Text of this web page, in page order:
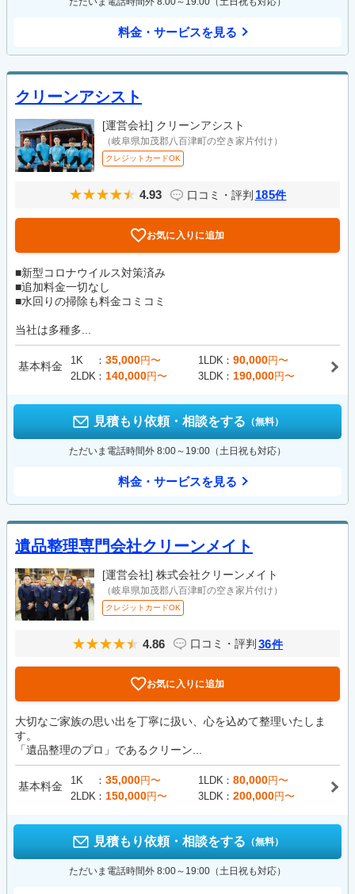
料金・サービスを見る
クリーンアシスト
[運営会社] クリーンアシスト
（岐阜県加茂郡八百津町の空き家片付け）
クレジットカードOK
4.93 口コミ・評判 185件
お気に入りに追加
■新型コロナウイルス対策済み
■追加料金一切なし
■水回りの掃除も料金コミコミ
当社は多種多...
基本料金 1K 35,000円〜 1LDK 90,000円〜
2LDK
140,000円〜 3LDK 190,000円〜
見積もり依頼・相談をする （無料）
ただいま電話時間外 8:00～19:00（土日祝も対応）
料金・サービスを見る
遺品整理専門会社クリーンメイト
[運営会社] 株式会社クリーンメイト
（岐阜県加茂郡八百津町の空き家片付け）
クレジットカードOK
4.86 口コミ・評判 36件
お気に入りに追加
大切なご家族の思い出を丁寧に扱い、心を込めて整理いたしま
す。
「遺品整理のプロ」であるクリーン...
基本料金 1K 35,000円〜 1LDK 80,000円〜
2LDK
150,000円〜 3LDK 200,000円〜
見積もり依頼・相談をする （無料）
ただいま電話時間外 8:00～19:00（土日祝も対応）